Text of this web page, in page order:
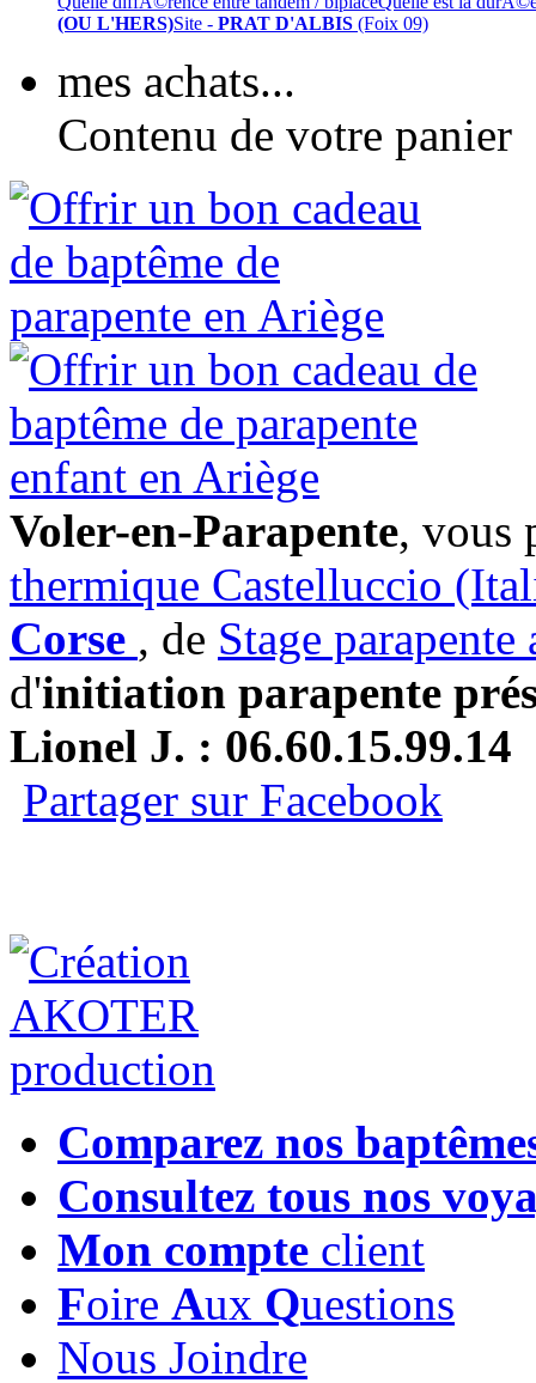
(OU L'HERS)Site - PRAT D'ALBIS (Foix 09)
mes achats...
Contenu de votre panier
Voler-en-Parapente, vous
thermique Castelluccio
Corse , de Stage
d'initiation parapente
Lionel J. : 06.60.15.99.14
Partager sur Facebook
Comparez nos
Consultez tous nos
Mon compte client
Foire Aux Questions
Nous Joindre